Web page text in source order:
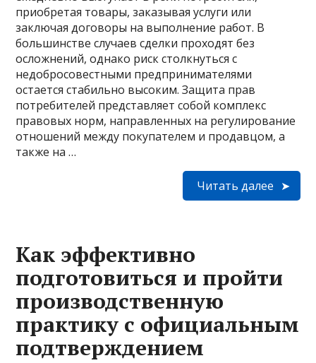
приобретая товары, заказывая услуги или
заключая договоры на выполнение работ. В
большинстве случаев сделки проходят без
осложнений, однако риск столкнуться с
недобросовестными предпринимателями
остается стабильно высоким. Защита прав
потребителей представляет собой комплекс
правовых норм, направленных на регулирование
отношений между покупателем и продавцом, а
также на …
Читать далее
Как эффективно
подготовиться и пройти
производственную
практику с официальным
подтверждением